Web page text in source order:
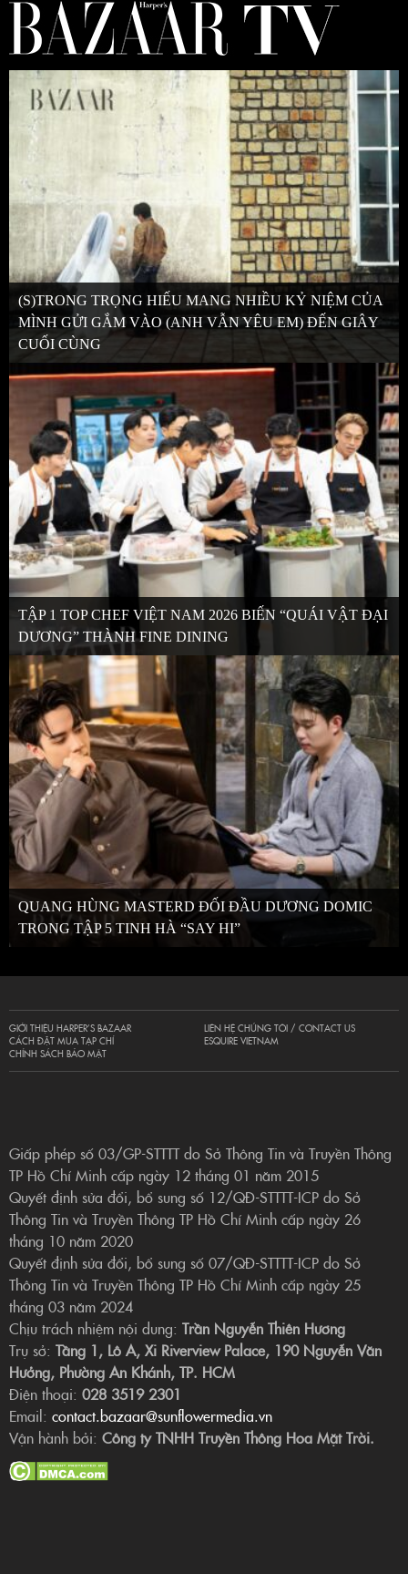
(S)TRONG TRỌNG HIẾU MANG NHIỀU KỶ NIỆM CỦA
MÌNH GỬI GẮM VÀO (ANH VẪN YÊU EM) ĐẾN GIÂY
CUỐI CÙNG
TẬP 1 TOP CHEF VIỆT NAM 2026 BIẾN “QUÁI VẬT ĐẠI
DƯƠNG” THÀNH FINE DINING
QUANG HÙNG MASTERD ĐỐI ĐẦU DƯƠNG DOMIC
TRONG TẬP 5 TINH HÀ “SAY HI”
GIỚI THIỆU HARPER’S BAZAAR
CÁCH ĐẶT MUA TẠP CHÍ
CHÍNH SÁCH BẢO MẬT
LIÊN HỆ CHÚNG TÔI / CONTACT US
ESQUIRE VIETNAM
Giấp phép số 03/GP-STTTT do Sở Thông Tin và Truyền Thông
TP Hồ Chí Minh cấp ngày 12 tháng 01 năm 2015
Quyết định sửa đổi, bổ sung số 12/QĐ-STTTT-ICP do Sở
Thông Tin và Truyền Thông TP Hồ Chí Minh cấp ngày 26
tháng 10 năm 2020
Quyết định sửa đổi, bổ sung số 07/QĐ-STTTT-ICP do Sở
Thông Tin và Truyền Thông TP Hồ Chí Minh cấp ngày 25
tháng 03 năm 2024
Chịu trách nhiệm nội dung: Trần Nguyễn Thiên Hương
Trụ sở: Tầng 1, Lô A, Xi Riverview Palace, 190 Nguyễn Văn
Hưởng, Phường An Khánh, TP. HCM
Điện thoại: 028 3519 2301
Email: contact.bazaar@sunflowermedia.vn
Vận hành bởi: Công ty TNHH Truyền Thông Hoa Mặt Trời.